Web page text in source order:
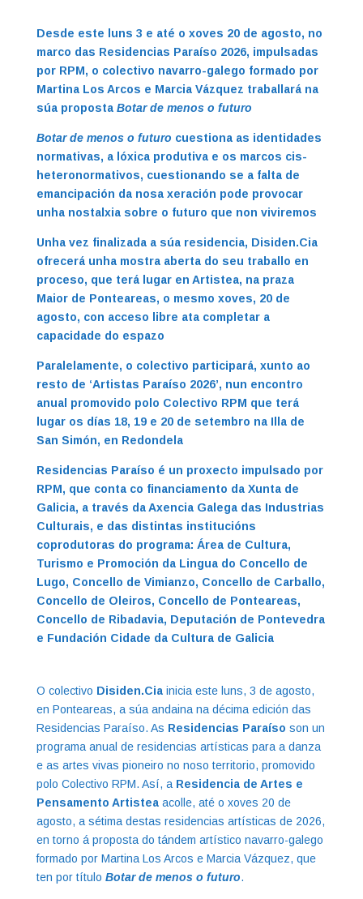
Desde este luns 3 e até o xoves 20 de agosto, no
marco das Residencias Paraíso 2026, impulsadas
por RPM, o colectivo navarro-galego formado por
Martina Los Arcos e Marcia Vázquez traballará na
súa proposta Botar de menos o futuro
Botar de menos o futuro cuestiona as identidades
normativas, a lóxica produtiva e os marcos cis-
heteronormativos, cuestionando se a falta de
emancipación da nosa xeración pode provocar
unha nostalxia sobre o futuro que non viviremos
Unha vez finalizada a súa residencia, Disiden.Cia
ofrecerá unha mostra aberta do seu traballo en
proceso, que terá lugar en Artistea, na praza
Maior de Ponteareas, o mesmo xoves, 20 de
agosto, con acceso libre ata completar a
capacidade do espazo
Paralelamente, o colectivo participará, xunto ao
resto de ‘Artistas Paraíso 2026’, nun encontro
anual promovido polo Colectivo RPM que terá
lugar os días 18, 19 e 20 de setembro na Illa de
San Simón, en Redondela
Residencias Paraíso é un proxecto impulsado por
RPM, que conta co financiamento da Xunta de
Galicia, através da Axencia Galega das Industrias
Culturais, e das distintas institucións
coprodutoras do programa: Área de Cultura,
Turismo e Promoción da Lingua do Concello de
Lugo, Concello de Vimianzo, Concello de Carballo,
Concello de Oleiros, Concello de Ponteareas,
Concello de Ribadavia, Deputación de Pontevedra
e Fundación Cidade da Cultura de Galicia
O colectivo Disiden.Ciainicia este luns, 3 de agosto,
en Ponteareas, a súa andaina na décima edición das
Residencias Paraíso. As Residencias Paraíso son un
programa anual de residencias artísticas para a danza
e as artes vivas pioneiro no noso territorio, promovido
polo Colectivo RPM. Así, a Residencia de Artes e
Pensamento Artisteaacolle, até o xoves 20 de
agosto, a sétima destas residencias artísticas de 2026,
en torno á proposta do tándem artístico navarro-galego
formado por Martina Los Arcos e Marcia Vázquez, que
ten por título Botar de menos o futuro.